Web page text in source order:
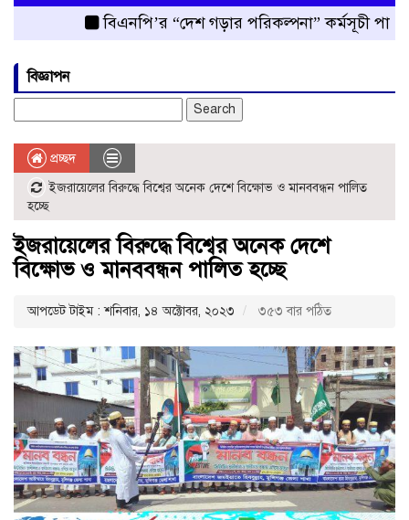
বিএনপি’র “দেশ গড়ার পরিকল্পনা” কর্মসূচী পালিত
বিজ্ঞাপন
for:
প্রচ্ছদ
ইজরায়েলের বিরুদ্ধে বিশ্বের অনেক দেশে বিক্ষোভ ও মানববন্ধন পালিত
হচ্ছে
ইজরায়েলের বিরুদ্ধে বিশ্বের অনেক দেশে
বিক্ষোভ ও মানববন্ধন পালিত হচ্ছে
আপডেট টাইম : শনিবার, ১৪ অক্টোবর, ২০২৩ ৩৫৩ বার পঠিত